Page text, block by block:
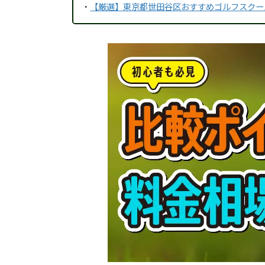
・ 【厳選】東京都世田谷区おすすめゴルフスク